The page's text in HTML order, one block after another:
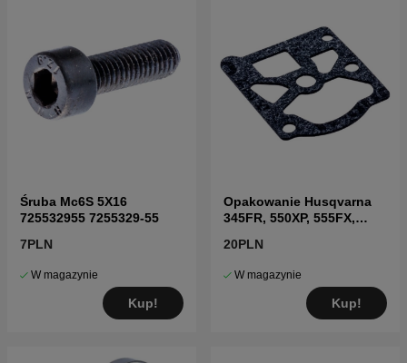
Śruba Mc6S 5X16
725532955 7255329-55
7PLN
W magazynie
Kup!
Opakowanie Husqvarna
345FR, 550XP, 555FX,
20PLN
W magazynie
Kup!